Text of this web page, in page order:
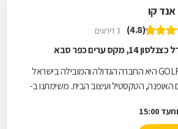
אנד קו
(4.8) 3 דירוגים
14, מקס ערים כפר סבא
GOLF&CO היא החברה הגדולה והמובילה בישראל
האופנה, הטקסטיל ועיצוב הבית. משימתנו ב-
עד 15:00